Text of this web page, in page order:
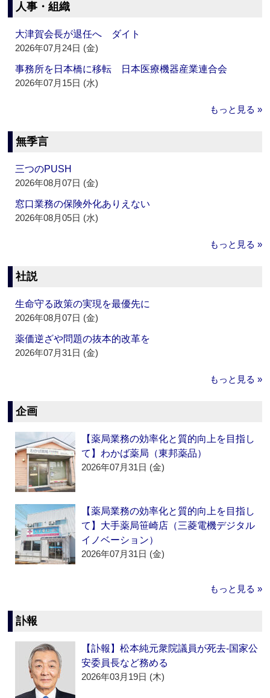
人事・組織
大津賀会長が退任へ ダイト
2026年07月24日 (金)
事務所を日本橋に移転 日本医療機器産業連合会
2026年07月15日 (水)
もっと見る »
無季言
三つのPUSH
2026年08月07日 (金)
窓口業務の保険外化ありえない
2026年08月05日 (水)
もっと見る »
社説
生命守る政策の実現を最優先に
2026年08月07日 (金)
薬価逆ざや問題の抜本的改革を
2026年07月31日 (金)
もっと見る »
企画
【薬局業務の効率化と質的向上を目指し
て】わかば薬局（東邦薬品）
2026年07月31日 (金)
【薬局業務の効率化と質的向上を目指し
て】大手薬局笹崎店（三菱電機デジタル
イノベーション）
2026年07月31日 (金)
もっと見る »
訃報
【訃報】松本純元衆院議員が死去‐国家公
安委員長など務める
2026年03月19日 (木)